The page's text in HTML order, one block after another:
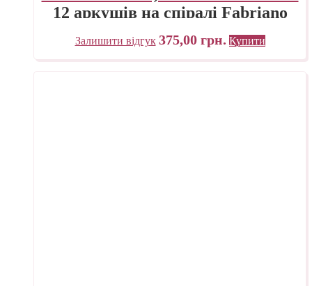
12 аркушів на спіралі Fabriano
Італія
Залишити відгук 375,00 грн. Купити